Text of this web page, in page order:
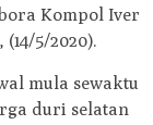
Kompol Iver
5/2020).
mula sewaktu
duri selatan